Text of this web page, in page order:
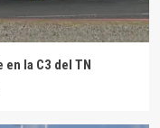
la C3 del TN